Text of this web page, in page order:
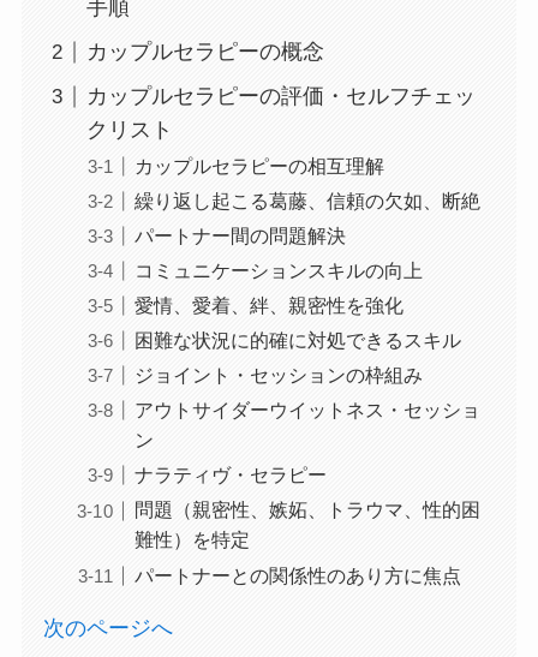
手順
カップルセラピーの概念
カップルセラピーの評価・セルフチェッ
クリスト
カップルセラピーの相互理解
繰り返し起こる葛藤、信頼の欠如、断絶
パートナー間の問題解決
コミュニケーションスキルの向上
愛情、愛着、絆、親密性を強化
困難な状況に的確に対処できるスキル
ジョイント・セッションの枠組み
アウトサイダーウイットネス・セッショ
ン
ナラティヴ・セラピー
問題（親密性、嫉妬、トラウマ、性的困
難性）を特定
パートナーとの関係性のあり方に焦点
次のページへ